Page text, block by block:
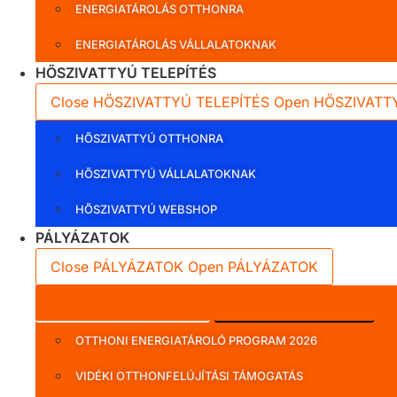
ENERGIATÁROLÁS OTTHONRA
ENERGIATÁROLÁS VÁLLALATOKNAK
HŐSZIVATTYÚ TELEPÍTÉS
Close HŐSZIVATTYÚ TELEPÍTÉS Open
HŐSZIVATTYÚ OTTHONRA
HŐSZIVATTYÚ VÁLLALATOKNAK
HŐSZIVATTYÚ WEBSHOP
PÁLYÁZATOK
Close PÁLYÁZATOK Open PÁLYÁZATOK
OTTHONI ENERGIATÁROLÓ PROGRAM 2026
VIDÉKI OTTHONFELÚJÍTÁSI TÁMOGATÁS